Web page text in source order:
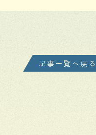
記事一覧へ戻る